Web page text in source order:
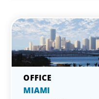
MIAMI